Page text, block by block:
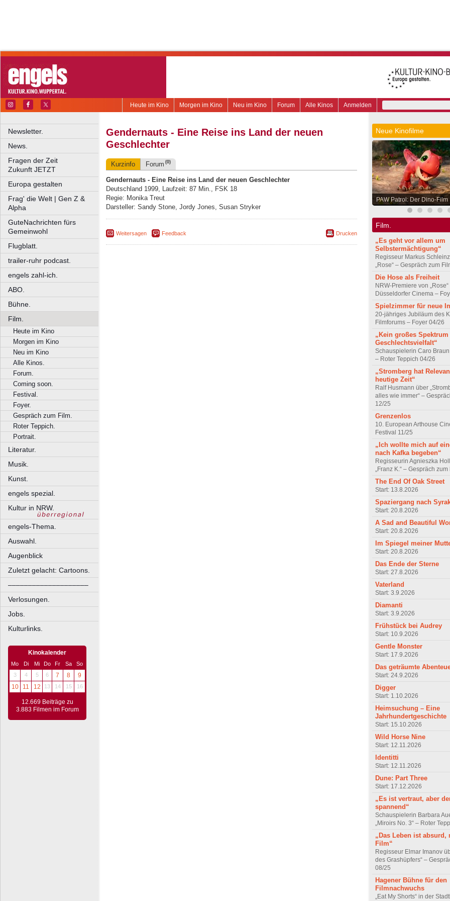
Anmelden
Alle Kinos
Forum
Neu im Kino
Morgen im Kino
Heute im Kino
Newsletter.
News.
Fragen der Zeit
Zukunft JETZT
Europa gestalten
Frag' die Welt | Gen Z &
Alpha
GuteNachrichten fürs
Gemeinwohl
Flugblatt.
trailer-ruhr podcast.
engels zahl-ich.
ABO.
Bühne.
Film.
Heute im Kino
Morgen im Kino
Neu im Kino
Alle Kinos.
Forum.
Coming soon.
Festival.
Foyer.
Gespräch zum Film.
Roter Teppich.
Portrait.
Literatur.
Musik.
Kunst.
engels spezial.
Kultur in NRW.
engels-Thema.
Auswahl.
Augenblick
Zuletzt gelacht: Cartoons.
––––––––––––––––––––
Verlosungen.
Jobs.
Kulturlinks.
Kinokalender
Mo Di Mi Do Fr Sa
So
3
4 5 6 7 8
9
10
11 12 13 14 15 16
12.669 Beiträge zu
3.883 Filmen im Forum
Gendernauts - Eine Reise ins Land der neuen
Geschlechter
Kurzinfo Forum (0)
Gendernauts - Eine Reise ins Land der neuen Geschlechter
Deutschland 1999, Laufzeit: 87 Min., FSK 18
Regie: Monika Treut
Darsteller: Sandy Stone, Jordy Jones, Susan Stryker
Weitersagen Feedback Drucken
Neue Kinofilme
PAW Patrol: Der Dino-Film
Film.
„Es geht vor allem um
Selbstermächtigung“
Regisseur Markus
„Rose“ – Gespräch zum
Die Hose als Freiheit
NRW-Premiere von „Rose“
Düsseldorfer Cinema –
Spielzimmer für neue
20-jähriges Jubiläum des
Filmforums – Foyer 04/26
„Kein großes Spektrum
Geschlechtsvielfalt“
Schauspielerin Caro Braun
– Roter Teppich 04/26
„Stromberg hat
heutige Zeit“
Ralf Husmann über
alles wie immer“ –
12/25
Grenzenlos
10. European Arthouse
Festival 11/25
„Ich wollte mich auf
nach Kafka begeben“
Regisseurin Agnieszka
„Franz K.“ – Gespräch
The End Of Oak Street
Start: 13.8.2026
Spaziergang nach
Start: 20.8.2026
A Sad and Beautiful
Start: 20.8.2026
Im Spiegel meiner
Start: 20.8.2026
Das Ende der Sterne
Start: 27.8.2026
Vaterland
Start: 3.9.2026
Diamanti
Start: 3.9.2026
Frühstück bei Audrey
Start: 10.9.2026
Gentle Monster
Start: 17.9.2026
Das geträumte
Start: 24.9.2026
Digger
Start: 1.10.2026
Heimsuchung – Eine
Jahrhundertgeschichte
Start: 15.10.2026
Wild Horse Nine
Start: 12.11.2026
Identitti
Start: 12.11.2026
Dune: Part Three
Start: 17.12.2026
„Es ist vertraut, aber
spannend“
Schauspielerin Barbara
„Miroirs No. 3“ – Roter
„Das Leben ist absurd,
Film“
Regisseur Elmar Imanov
des Grashüpfers“ –
08/25
Hagener Bühne für den
Filmnachwuchs
„Eat My Shorts“ in der